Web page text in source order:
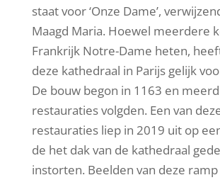
staat voor ‘Onze Dame’,
Maagd Maria. Hoewel meerdere
Frankrijk Notre-Dame heten,
deze kathedraal in Parijs gelijk
De bouw begon in 1163 en
restauraties volgden. Een van
restauraties liep in 2019 uit op
de het dak van de kathedraal
instorten. Beelden van deze